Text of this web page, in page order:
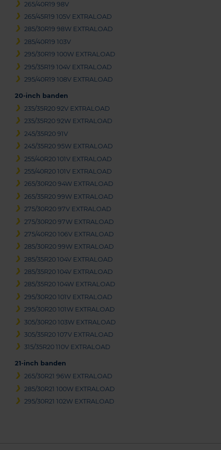
265/40R19 98V
265/45R19 105V EXTRALOAD
285/30R19 98W EXTRALOAD
285/40R19 103V
295/30R19 100W EXTRALOAD
295/35R19 104V EXTRALOAD
295/40R19 108V EXTRALOAD
20-inch banden
235/35R20 92V EXTRALOAD
235/35R20 92W EXTRALOAD
245/35R20 91V
245/35R20 95W EXTRALOAD
255/40R20 101V EXTRALOAD
255/40R20 101V EXTRALOAD
265/30R20 94W EXTRALOAD
265/35R20 99W EXTRALOAD
275/30R20 97V EXTRALOAD
275/30R20 97W EXTRALOAD
275/40R20 106V EXTRALOAD
285/30R20 99W EXTRALOAD
285/35R20 104V EXTRALOAD
285/35R20 104V EXTRALOAD
285/35R20 104W EXTRALOAD
295/30R20 101V EXTRALOAD
295/30R20 101W EXTRALOAD
305/30R20 103W EXTRALOAD
305/35R20 107V EXTRALOAD
315/35R20 110V EXTRALOAD
21-inch banden
265/30R21 96W EXTRALOAD
285/30R21 100W EXTRALOAD
295/30R21 102W EXTRALOAD